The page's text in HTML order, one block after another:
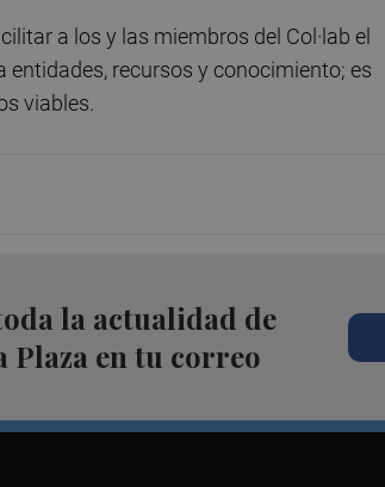
a los y las miembros del Col·lab el
recursos y conocimiento; es
viables.
la actualidad de
Plaza en tu correo